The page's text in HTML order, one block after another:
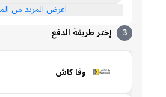
اعرض المزيد من المنتجات
إختر طريقة الدفع
وفا كاش